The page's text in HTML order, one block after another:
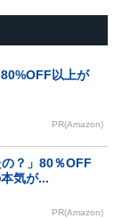
以上が
PR(Amazon)
の？」80％OFF
気が...
PR(Amazon)